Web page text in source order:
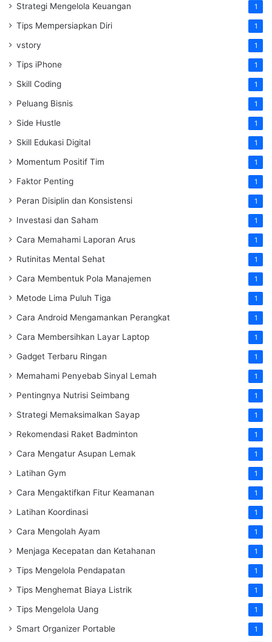
Strategi Mengelola Keuangan 1
Tips Mempersiapkan Diri 1
vstory 1
Tips iPhone 1
Skill Coding 1
Peluang Bisnis 1
Side Hustle 1
Skill Edukasi Digital 1
Momentum Positif Tim 1
Faktor Penting 1
Peran Disiplin dan Konsistensi 1
Investasi dan Saham 1
Cara Memahami Laporan Arus 1
Rutinitas Mental Sehat 1
Cara Membentuk Pola Manajemen 1
Metode Lima Puluh Tiga 1
Cara Android Mengamankan Perangkat 1
Cara Membersihkan Layar Laptop 1
Gadget Terbaru Ringan 1
Memahami Penyebab Sinyal Lemah 1
Pentingnya Nutrisi Seimbang 1
Strategi Memaksimalkan Sayap 1
Rekomendasi Raket Badminton 1
Cara Mengatur Asupan Lemak 1
Latihan Gym 1
Cara Mengaktifkan Fitur Keamanan 1
Latihan Koordinasi 1
Cara Mengolah Ayam 1
Menjaga Kecepatan dan Ketahanan 1
Tips Mengelola Pendapatan 1
Tips Menghemat Biaya Listrik 1
Tips Mengelola Uang 1
Smart Organizer Portable 1